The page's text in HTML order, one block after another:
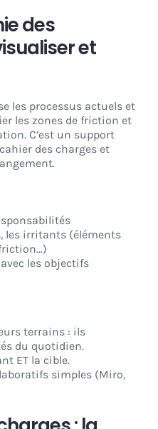
des
et
les processus actuels et
les zones de friction et
C’est un support
des charges et
les irritants (éléments
les objectifs
terrains : ils
du quotidien.
ET la cible.
simples (Miro,